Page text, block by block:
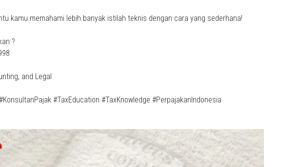
kamu memahami lebih banyak istilah teknis dengan cara yang sederhana!
?
and Legal
#TaxEducation #TaxKnowledge #PerpajakanIndonesia